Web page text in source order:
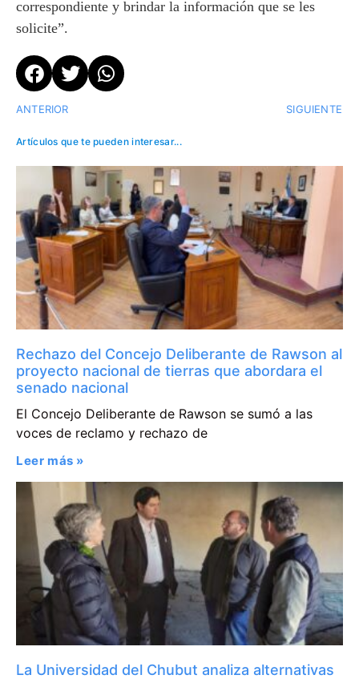
correspondiente y brindar la información que se les
solicite”.
ANTERIOR SIGUIENTE
Artículos que te pueden interesar...
Rechazo del Concejo Deliberante de Rawson al
proyecto nacional de tierras que abordara el
senado nacional
El Concejo Deliberante de Rawson se sumó a las
voces de reclamo y rechazo de
Leer más »
La Universidad del Chubut analiza alternativas